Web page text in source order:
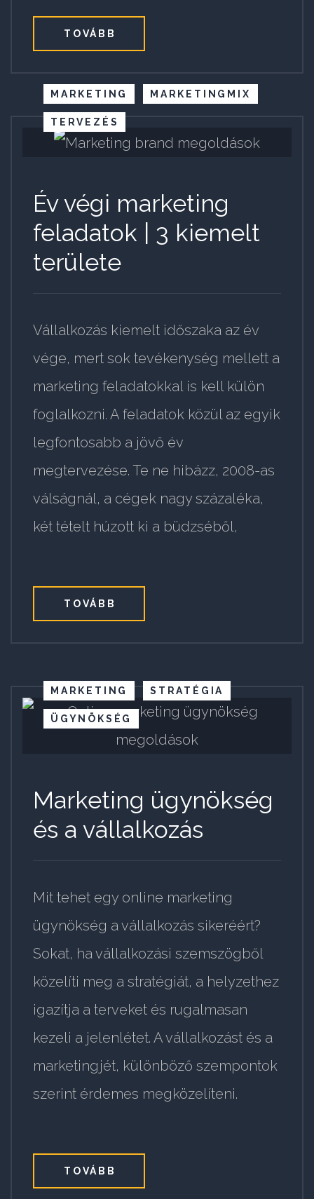
TOVÁBB
MARKETING MARKETINGMIX
TERVEZÉS
Év végi marketing
feladatok | 3 kiemelt
területe
Vállalkozás kiemelt időszaka az év
vége, mert sok tevékenység mellett a
marketing feladatokkal is kell külön
foglalkozni. A feladatok közül az egyik
legfontosabb a jövő év
megtervezése. Te ne hibázz, 2008-as
válságnál, a cégek nagy százaléka,
két tételt húzott ki a büdzséből,
TOVÁBB
MARKETING STRATÉGIA
ÜGYNÖKSÉG
Marketing ügynökség
és a vállalkozás
Mit tehet egy online marketing
ügynökség a vállalkozás sikeréért?
Sokat, ha vállalkozási szemszögből
közelíti meg a stratégiát, a helyzethez
igazítja a terveket és rugalmasan
kezeli a jelenlétet. A vállalkozást és a
marketingjét, különböző szempontok
szerint érdemes megközelíteni.
TOVÁBB